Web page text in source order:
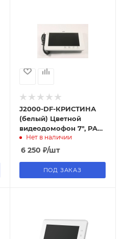
J2000-DF-КРИСТИНА
(белый) Цветной
видеодомофон 7", PAL,
с механическими
кнопками
Нет в наличии
6 250 ₽/шт
ПОД ЗАКАЗ